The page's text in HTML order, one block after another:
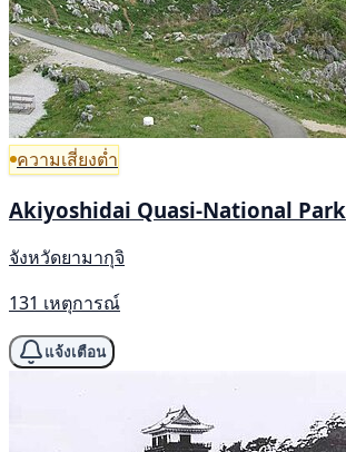
ความเสี่ยงต่ำ
Akiyoshidai Quasi-National Park
จังหวัดยามากุจิ
131 เหตุการณ์
แจ้งเตือน